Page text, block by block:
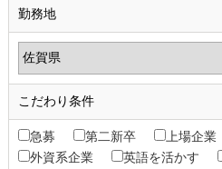
勤務地
こだわり条件
急募 第二新卒 上場企業
外資系企業
英語を活かす